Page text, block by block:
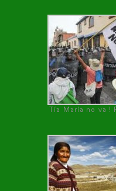
Tía María no va !